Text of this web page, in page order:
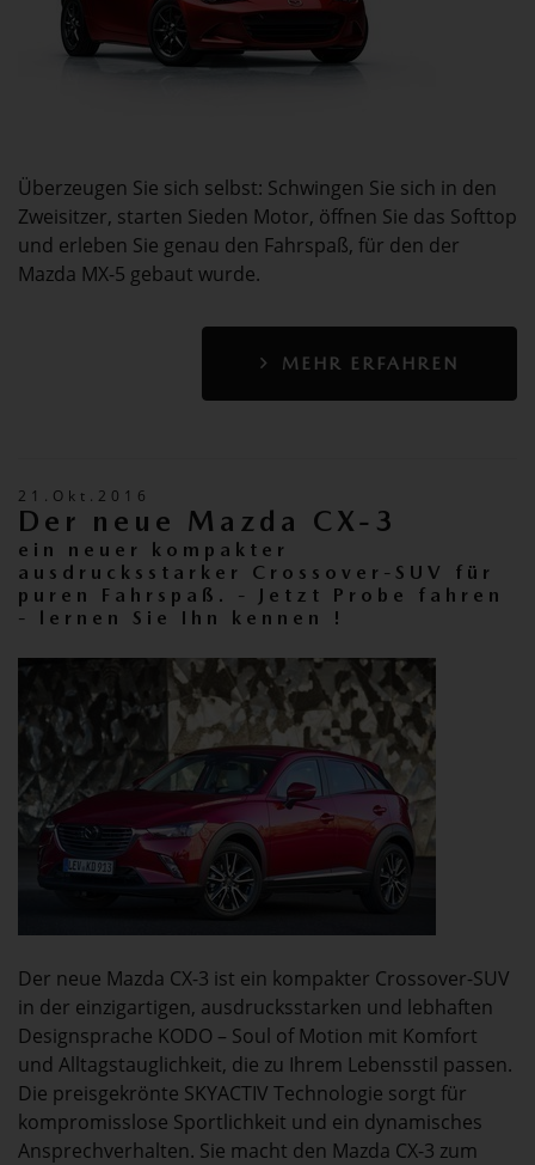
Überzeugen Sie sich selbst: Schwingen Sie sich in den
Zweisitzer, starten Sieden Motor, öffnen Sie das Softtop
und erleben Sie genau den Fahrspaß, für den der
Mazda MX-5 gebaut wurde.
MEHR ERFAHREN
21.Okt.2016
Der neue Mazda CX-3
ein neuer kompakter
ausdrucksstarker Crossover-SUV für
puren Fahrspaß. - Jetzt Probe fahren
- lernen Sie Ihn kennen !
Der neue Mazda CX-3 ist ein kompakter Crossover-SUV
in der einzigartigen, ausdrucksstarken und lebhaften
Designsprache KODO – Soul of Motion mit Komfort
und Alltagstauglichkeit, die zu Ihrem Lebensstil passen.
Die preisgekrönte SKYACTIV Technologie sorgt für
kompromisslose Sportlichkeit und ein dynamisches
Ansprechverhalten. Sie macht den Mazda CX-3 zum